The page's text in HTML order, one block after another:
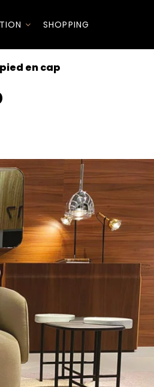
SHOPPING
en cap